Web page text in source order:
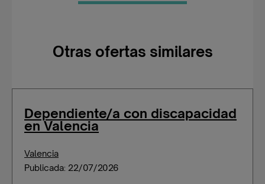
Otras ofertas similares
Dependiente/a con discapacidad
en Valencia
Valencia
Publicada: 22/07/2026